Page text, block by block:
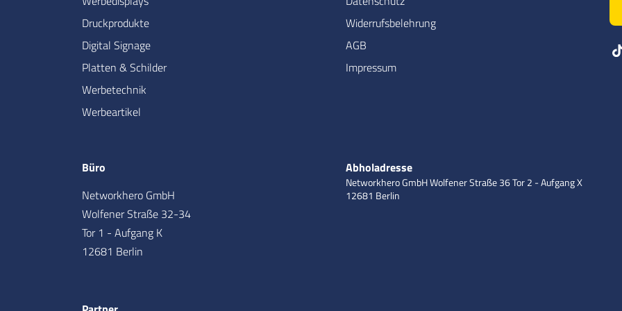
Druckprodukte
Digital Signage
Platten & Schilder
Werbetechnik
Werbeartikel
Widerrufsbelehrung
AGB
Impressum
Büro
Networkhero GmbH
Wolfener Straße 32-34
Tor 1 - Aufgang K
12681 Berlin
Abholadresse
Networkhero GmbHWolfener Straße 36Tor 2 - Aufgang X
12681 Berlin